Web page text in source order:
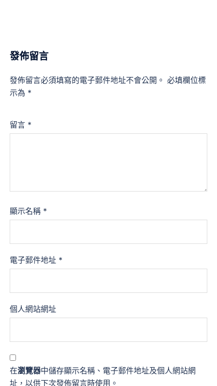
發佈留言
發佈留言必須填寫的電子郵件地址不會公開。 必填欄位標
示為 *
留言 *
顯示名稱 *
電子郵件地址 *
個人網站網址
在瀏覽器中儲存顯示名稱、電子郵件地址及個人網站網
址，以供下次發佈留言時使用。